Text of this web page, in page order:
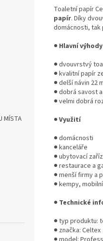
MÍSTA
Toaletní papír
papír. Díky
domácnosti, tak
● Hlavní výhody
● dvouvrstvý
● kvalitní papír
● delší návin 22
● dobrá savost
● velmi dobrá
●Využití
● domácnosti
● kanceláře
● ubytovací
● restaurace a
● menší firmy a
● kempy,
● Technické
● typ produktu:
● značka: Celtex